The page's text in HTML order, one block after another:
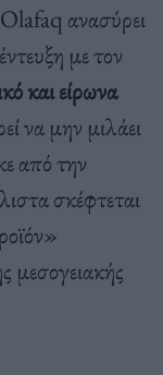
ανασύρει
με τον
και είρωνα
να μην μιλάει
από την
σκέφτεται
μεσογειακής